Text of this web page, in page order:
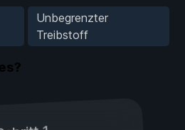
Unbegrenzter
Treibstoff